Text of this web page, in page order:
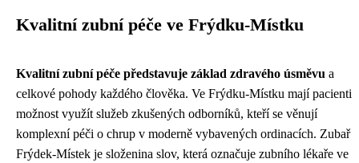
Kvalitní zubní péče ve Frýdku-Místku
Kvalitní zubní péče představuje základ zdravého úsměvu a
celkové pohody každého člověka. Ve Frýdku-Místku mají pacienti
možnost využít služeb zkušených odborníků, kteří se věnují
komplexní péči o chrup v moderně vybavených ordinacích. Zubař
Frýdek-Místek je složenina slov, která označuje zubního lékaře ve